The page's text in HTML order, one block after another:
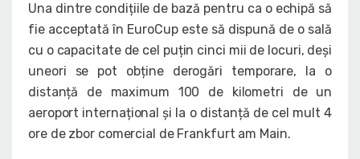
Una dintre condițiile de bază pentru ca o echipă să
fie acceptată în EuroCup este să dispună de o sală
cu o capacitate de cel puțin cinci mii de locuri, deși
uneori se pot obține derogări temporare, la o
distanță de maximum 100 de kilometri de un
aeroport internațional și la o distanță de cel mult 4
ore de zbor comercial de Frankfurt am Main.